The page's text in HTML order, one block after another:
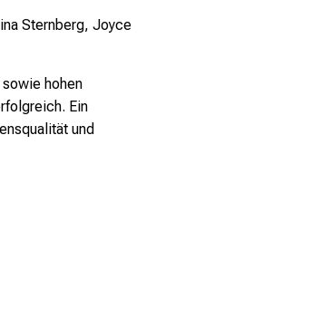
Sternberg, Joyce
hohen
Ein
und